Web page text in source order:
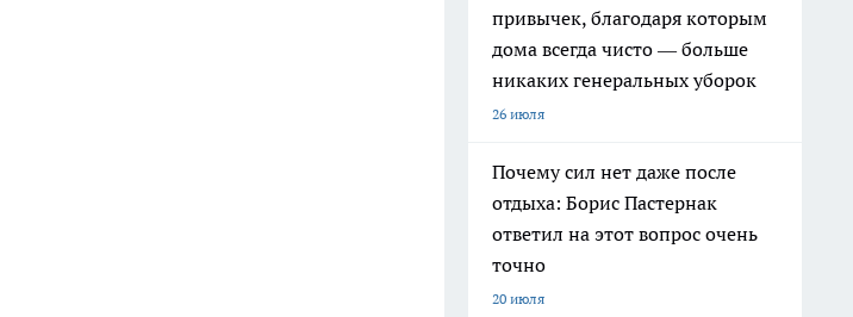
привычек, благодаря которым
дома всегда чисто — больше
никаких генеральных уборок
26 июля
Почему сил нет даже после
отдыха: Борис Пастернак
ответил на этот вопрос очень
точно
20 июля